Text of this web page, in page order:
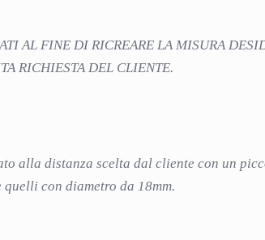
AL FINE DI RICREARE LA MISURA
RICHIESTA DEL CLIENTE.
alla distanza scelta dal cliente con un
quelli con diametro da 18mm.